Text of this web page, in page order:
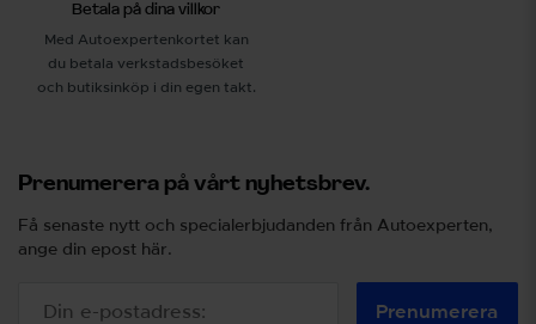
Betala på dina villkor
Med Autoexpertenkortet kan
du betala verkstadsbesöket
och butiksinköp i din egen takt.
Prenumerera på vårt nyhetsbrev.
Få senaste nytt och specialerbjudanden från Autoexperten,
ange din epost här.
Prenumerera